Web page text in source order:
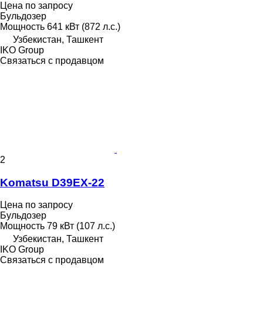
Цена по запросу
Бульдозер
Мощность 641 кВт (872 л.с.)
Узбекистан, Ташкент
IKO Group
Связаться с продавцом
2
Komatsu D39EX-22
Цена по запросу
Бульдозер
Мощность 79 кВт (107 л.с.)
Узбекистан, Ташкент
IKO Group
Связаться с продавцом